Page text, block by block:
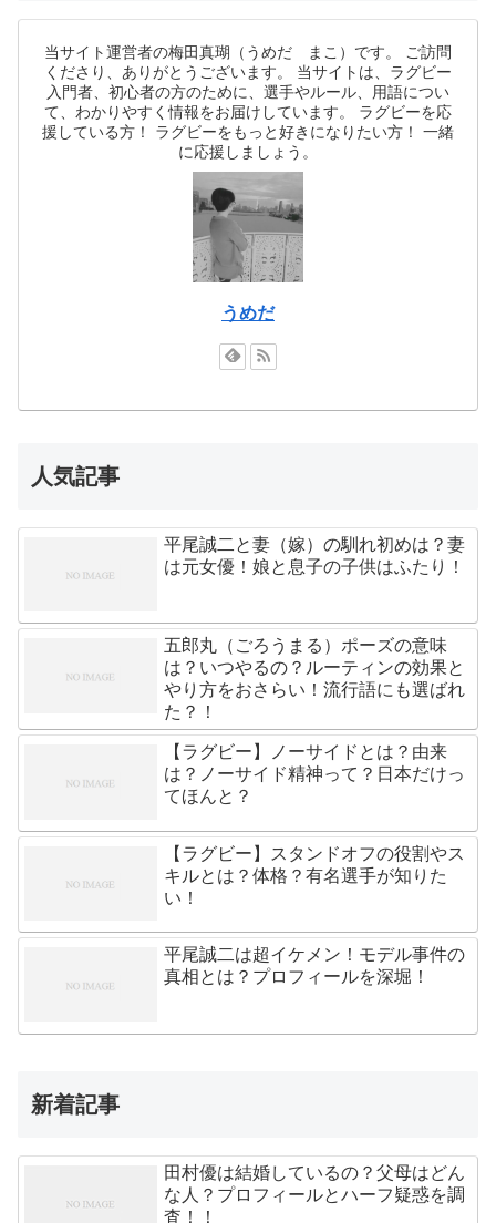
当サイト運営者の梅田真瑚（うめだ まこ）です。 ご訪問
くださり、ありがとうございます。 当サイトは、ラグビー
入門者、初心者の方のために、選手やルール、用語につい
て、わかりやすく情報をお届けしています。 ラグビーを応
援している方！ ラグビーをもっと好きになりたい方！ 一緒
に応援しましょう。
うめだ
人気記事
平尾誠二と妻（嫁）の馴れ初めは？妻
は元女優！娘と息子の子供はふたり！
五郎丸（ごろうまる）ポーズの意味
は？いつやるの？ルーティンの効果と
やり方をおさらい！流行語にも選ばれ
た？！
【ラグビー】ノーサイドとは？由来
は？ノーサイド精神って？日本だけっ
てほんと？
【ラグビー】スタンドオフの役割やス
キルとは？体格？有名選手が知りた
い！
平尾誠二は超イケメン！モデル事件の
真相とは？プロフィールを深堀！
新着記事
田村優は結婚しているの？父母はどん
な人？プロフィールとハーフ疑惑を調
査！！